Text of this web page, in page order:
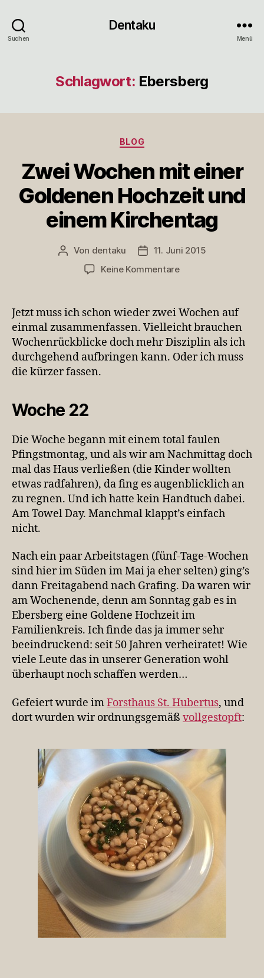
Suchen
Dentaku
Menü
Schlagwort: Ebersberg
Kategorien
BLOG
Zwei Wochen mit einer
Goldenen Hochzeit und
einem Kirchentag
Beitragsautor
Von dentaku Veröffentlichungsdatum
11. Juni 2015
Keine Kommentarezu
mit
einer
Goldenen
Hochzeit
und
Jetzt muss ich schon wieder zwei Wochen auf
einmal zusammenfassen. Vielleicht brauchen
Wochenrückblicke doch mehr Disziplin als ich
durchgehend aufbringen kann. Oder ich muss
die kürzer fassen.
Woche 22
Die Woche begann mit einem total faulen
Pfingstmontag, und als wir am Nachmittag doch
mal das Haus verließen (die Kinder wollten
etwas radfahren), da fing es augenblicklich an
zu regnen. Und ich hatte kein Handtuch dabei.
Am Towel Day. Manchmal klappt’s einfach
nicht.
Nach ein paar Arbeitstagen (fünf-Tage-Wochen
sind hier im Süden im Mai ja eher selten) ging’s
dann Freitagabend nach Grafing. Da waren wir
am Wochenende, denn am Sonntag gab es in
Ebersberg eine Goldene Hochzeit im
Familienkreis. Ich finde das ja immer sehr
beeindruckend: seit 50 Jahren verheiratet! Wie
viele Leute das in unserer Generation wohl
überhaupt noch schaffen werden…
Gefeiert wurde imForsthaus St. Hubertus, und
dort wurden wir ordnungsgemäß vollgestopft: